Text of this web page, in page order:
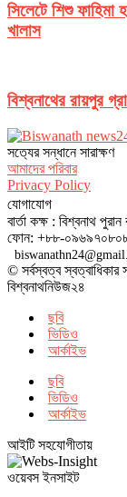
সিলেটে শিশু
খালাস
বিশ্বনাথের রায়পুর
সত‌্যের সন্ধানে সারাক্ষণ
আমাদের পরিবার
Privacy Policy
যোগাযোগ
বার্তা কক্ষ : বিশ্বনাথ
ফোন: +৮৮-
© সর্বস্বত্ব স্বত্বাধিকার
বিশ্বনাথনিউজ২৪
ছবি
ভিডিও
আর্কাইভ
ছবি
ভিডিও
আর্কাইভ
আইটি সহযোগীতায়
ওয়েবস ইনসাইট